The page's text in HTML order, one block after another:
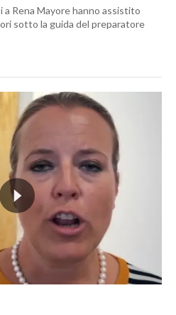
Rena Mayore hanno assistito
sotto la guida del preparatore